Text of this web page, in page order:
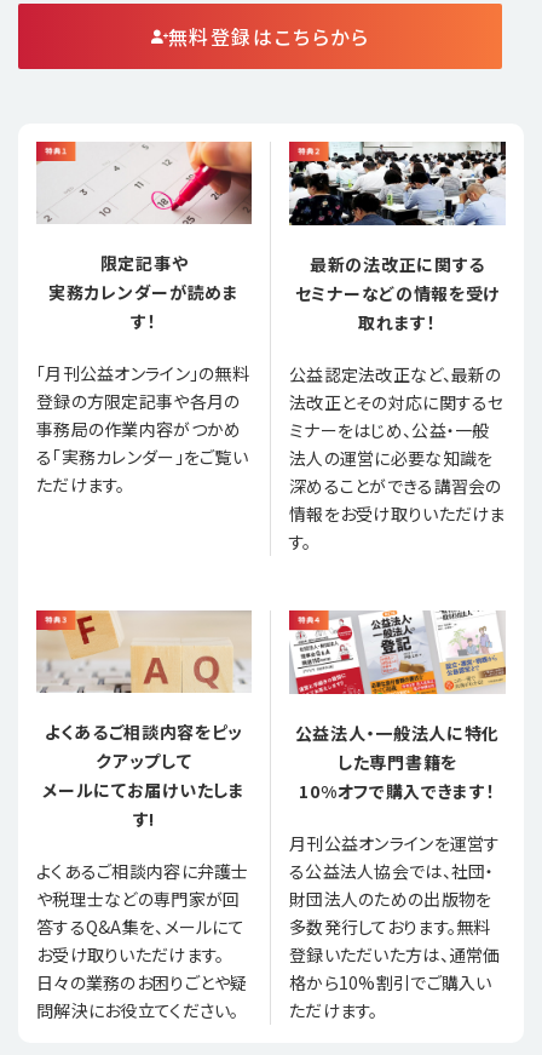
無料登録はこちらから
限定記事や
実務カレンダーが読めま
す！
「月刊公益オンライン」の無料
登録の方限定記事や各月の
事務局の作業内容がつかめ
る「実務カレンダー」をご覧い
ただけます。
最新の法改正に関する
セミナーなどの情報を受け
取れます！
公益認定法改正など、最新の
法改正とその対応に関するセ
ミナーをはじめ、公益・一般
法人の運営に必要な知識を
深めることができる講習会の
情報をお受け取りいただけま
す。
よくあるご相談内容をピッ
クアップして
メールにてお届けいたしま
す!
よくあるご相談内容に弁護士
や税理士などの専門家が回
答するQ&A集を、メールにて
お受け取りいただけます。
日々の業務のお困りごとや疑
問解決にお役立てください。
公益法人・一般法人に特化
した専門書籍を
10%オフで購入できます！
月刊公益オンラインを運営す
る公益法人協会では、社団・
財団法人のための出版物を
多数発行しております。無料
登録いただいた方は、通常価
格から10%割引でご購入い
ただけます。